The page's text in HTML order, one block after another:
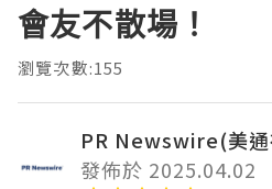
會友不散場！
瀏覽次數:155
PR Newswire(美
發佈於 2025.04.02